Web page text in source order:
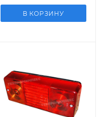
В КОРЗИНУ